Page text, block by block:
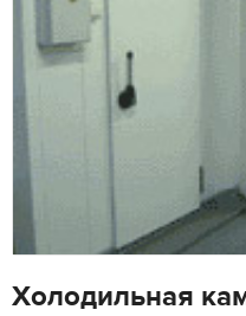
Холодильная